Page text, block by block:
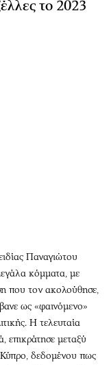
στην ''Κ''
το 2023
Παναγιώτου
κόμματα, με
που τον ακολούθησε,
ως «φαινόμενο»
Η τελευταία
επικράτησε μεταξύ
δεδομένου πως